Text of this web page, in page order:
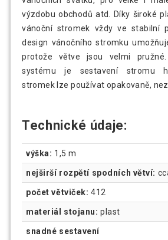
výzdobu obchodů atd. Díky široké
vánoční stromek vždy ve stabilní
design vánočního stromku
protože větve jsou velmi
systému je sestavení stromu
stromek lze používat opakovaně,
Technické údaje:
výška: 1,5 m
nejširší rozpětí spodních větví:
počet větviček: 412
materiál stojanu: plast
snadné sestavení